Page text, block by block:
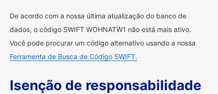
De acordo com a nossa última atualização do banco de
dados, o código SWIFT WOHNATW1 não está mais ativo.
Você pode procurar um código alternativo usando a nossa
Ferramenta de Busca de Código SWIFT.
Isenção de responsabilidade